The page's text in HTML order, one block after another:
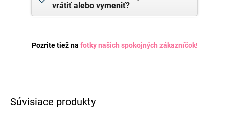
vrátiť alebo vymeniť?
Pozrite tiež na fotky našich spokojných zákazníčok!